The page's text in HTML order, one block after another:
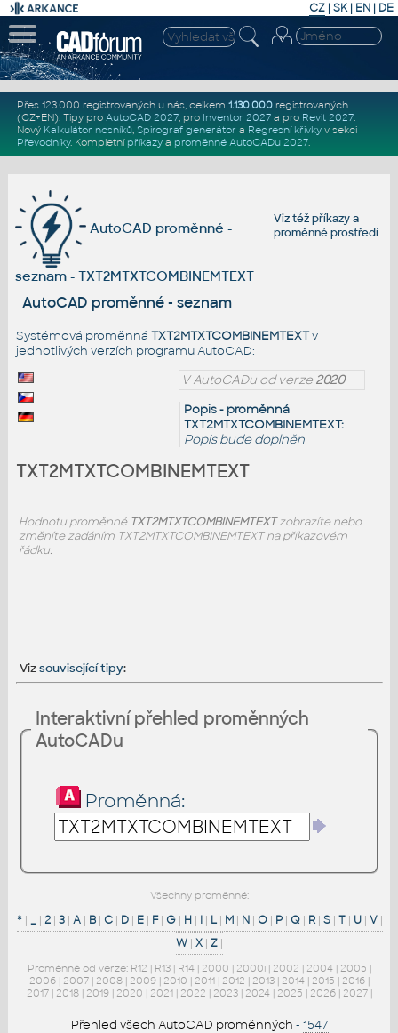
CZ | SK| EN | DE
Přes 123.000 registrovaných u nás, celkem 1.130.000registrovaných
(CZ+EN). Tipy pro AutoCAD 2027, pro Inventor 2027a pro Revit 2027.
Nový Kalkulátor nosníků, Spirograf generátor a Regresní křivkyv sekci
Převodníky. Kompletní příkazya proměnné AutoCADu 2027.
Viz téžpříkazya
proměnné prostředí
AutoCAD proměnné -
seznam - TXT2MTXTCOMBINEMTEXT
AutoCAD proměnné - seznam
Systémová proměnná TXT2MTXTCOMBINEMTEXTv
jednotlivých verzích programu AutoCAD:
V AutoCADu od verze2020
Popis - proměnná
TXT2MTXTCOMBINEMTEXT:
Popis bude doplněn
TXT2MTXTCOMBINEMTEXT
Hodnotu proměnné TXT2MTXTCOMBINEMTEXTzobrazíte nebo
změníte zadáním TXT2MTXTCOMBINEMTEXT na příkazovém
řádku.
Vizsouvisející tipy:
Interaktivní přehled proměnných
AutoCADu
Proměnná:
Všechny proměnné:
*| _| 2| 3| A| B| C| D| E| F| G| H | I| L| M| N| O| P| Q| R| S| T| U| V|
W | X | Z |
Proměnné od verze: R12 | R13 | R14 | 2000 | 2000i | 2002 | 2004 | 2005 |
2006 | 2007 | 2008 | 2009 | 2010 | 2011 | 2012 | 2013 | 2014 | 2015 | 2016 |
2017 | 2018 | 2019 | 2020 | 2021 | 2022 | 2023 | 2024 | 2025 | 2026 | 2027 |
Přehled všech AutoCAD proměnných - 1547